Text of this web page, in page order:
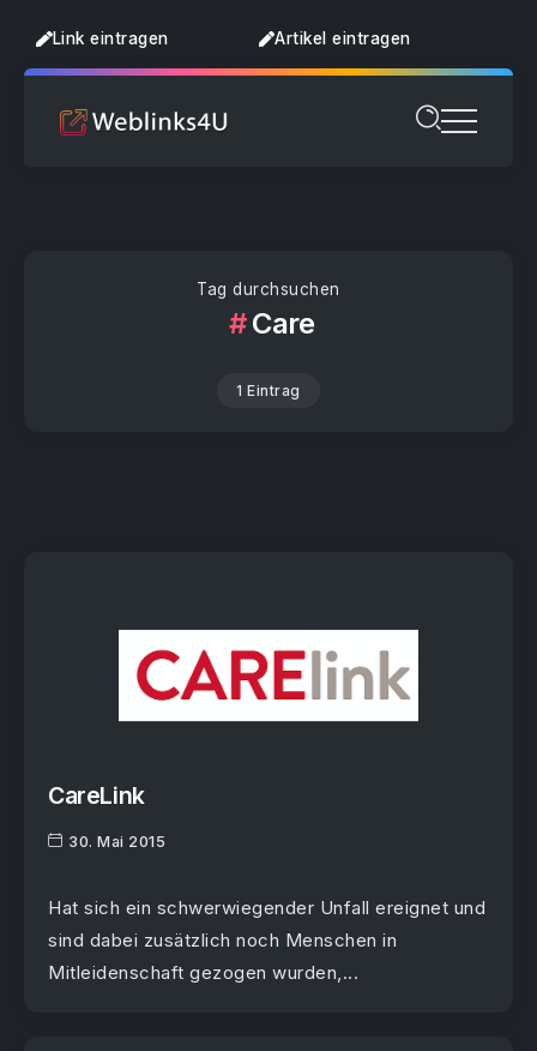
Link eintragen Artikel eintragen
Tag durchsuchen
Care
1 Eintrag
CareLink
30. Mai 2015
Hat sich ein schwerwiegender Unfall ereignet und
sind dabei zusätzlich noch Menschen in
Mitleidenschaft gezogen wurden,...